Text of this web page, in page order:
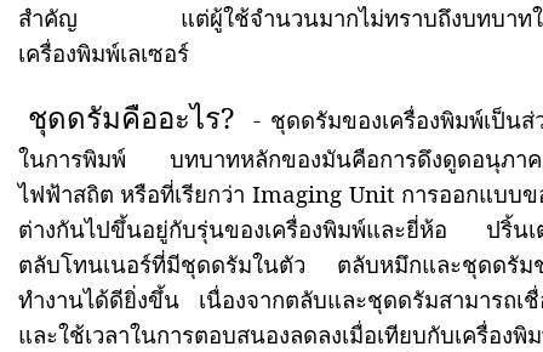
สำคัญ แต่ผู้ใช้จำนวนมากไม่ทราบถึงบทบาทใน
เครื่องพิมพ์เลเซอร์
ชุดดรัมคืออะไร?
- ชุดดรัมของเครื่องพิมพ์เป็น
ในการพิมพ์ บทบาทหลักของมันคือการดึงดูดอนุภาค
ไฟฟ้าสถิต หรือที่เรียกว่า Imaging Unit การออกแบบ
ต่างกันไปขึ้นอยู่กับรุ่นของเครื่องพิมพ์และยี่ห้อ
ปริ้น
ตลับโทนเนอร์ที่มีชุดดรัมในตัว ตลับหมึกและชุดดรัมช่
ทำงานได้ดียิ่งขึ้น เนื่องจากตลับและชุดดรัมสามารถเ
และใช้เวลาในการตอบสนองลดลงเมื่อเทียบกับเครื่อง